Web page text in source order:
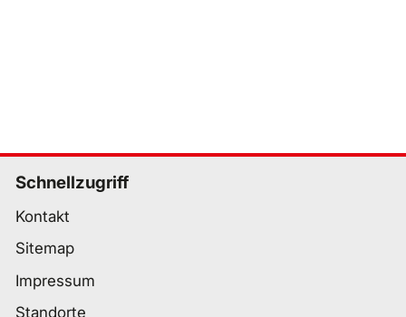
Schnellzugriff
Kontakt
Sitemap
Impressum
Standorte